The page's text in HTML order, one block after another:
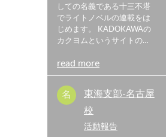
しての名義である十三不塔
でライトノベルの連載をは
じめます。 KADOKAWAの
カクヨムというサイトの…
read more
東海支部-名古屋
校
活動報告